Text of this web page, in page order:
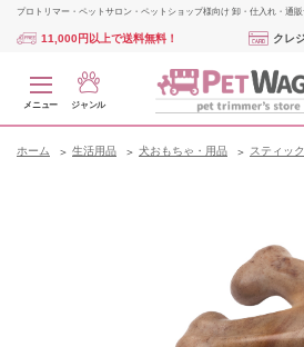
プロトリマー・ペットサロン・ペットショップ様向け 卸・仕入れ・通販
11,000円以上で送料無料！ クレ
メニュー ジャンル
ホーム 生活用品 犬おもちゃ・用品 スティッ